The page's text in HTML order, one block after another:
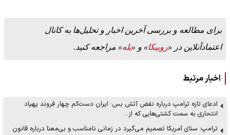
برای مطالعه و بررسی آخرین اخبار و تحلیل‌ها به کانال
اعتمادآنلاین در «روبیکا» و «بله» مراجعه کنید.
اخبار مرتبط
ادعای تازه ترامپ درباره نقض آتش بس: ایران دست‌کم چهار فروند پهپاد
انتحاری به سمت کشتی‌هایی که از…
ترامپ: سنای آمریکا تصمیم می‌گیرد در زمانی نامناسب و بی‌معنا درباره قانون